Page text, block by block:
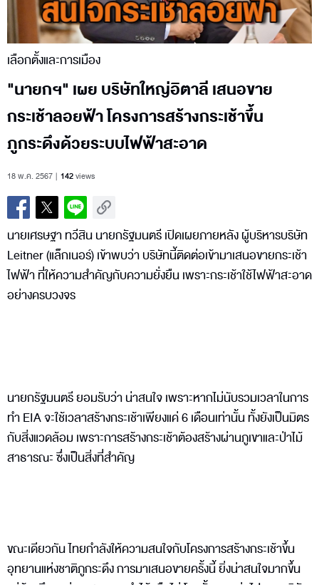
เลือกตั้งและการเมือง
"นายกฯ" เผย บริษัทใหญ่อิตาลี เสนอขาย
กระเช้าลอยฟ้า โครงการสร้างกระเช้าขึ้น
ภูกระดึงด้วยระบบไฟฟ้าสะอาด
18 พ.ค. 2567 142views
นายเศรษฐา ทวีสิน นายกรัฐมนตรี เปิดเผยภายหลัง ผู้บริหารบริษัท
Leitner (แล็กเนอร์) เข้าพบว่า บริษัทนี้ติดต่อเข้ามาเสนอขายกระเช้า
ไฟฟ้า ที่ให้ความสำคัญกับความยั่งยืน เพราะกระเช้าใช้ไฟฟ้าสะอาด
อย่างครบวงจร
นายกรัฐมนตรี ยอมรับว่า น่าสนใจ เพราะหากไม่นับรวมเวลาในการ
ทำ EIA จะใช้เวลาสร้างกระเช้าเพียงแค่ 6 เดือนเท่านั้น ทั้งยังเป็นมิตร
กับสิ่งแวดล้อม เพราะการสร้างกระเช้าต้องสร้างผ่านภูเขาและป่าไม้
สาธารณะ ซึ่งเป็นสิ่งที่สำคัญ
ขณะเดียวกัน ไทยกำลังให้ความสนใจกับโครงการสร้างกระเช้าขึ้น
อุทยานแห่งชาติภูกระดึง การมาเสนอขายครั้งนี้ ยิ่งน่าสนใจมากขึ้น